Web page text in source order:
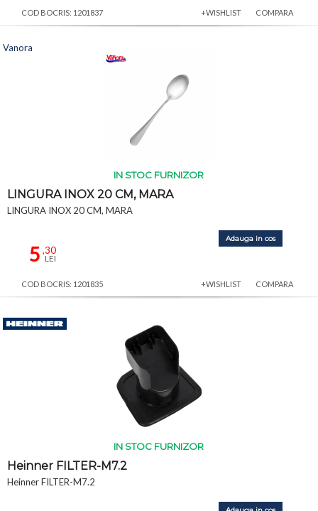
COD BOCRIS: 1201837 +WISHLIST COMPARA
IN STOC FURNIZOR
LINGURA INOX 20 CM, MARA
LINGURA INOX 20 CM, MARA
5 ,30
LEI
Adauga in cos
Vanora
COD BOCRIS: 1201835 +WISHLIST COMPARA
IN STOC FURNIZOR
Heinner FILTER-M7.2
Heinner FILTER-M7.2